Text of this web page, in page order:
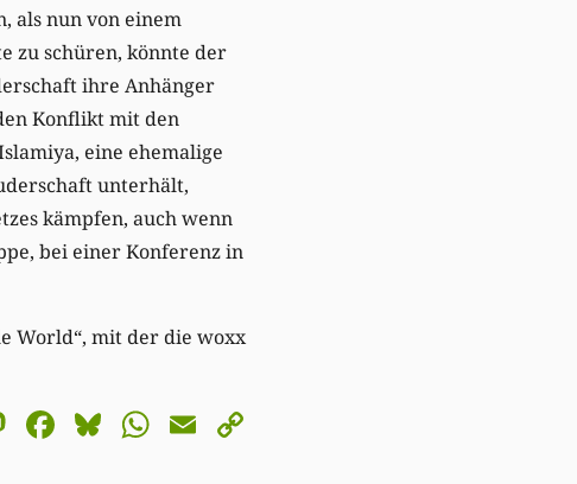
als nun von einem
zu schüren, könnte der
ihre Anhänger
Konflikt mit den
eine ehemalige
unterhält,
kämpfen, auch wenn
bei einer Konferenz in
World“, mit der die woxx
Mastodon
Facebook
Bluesky
WhatsApp
Email